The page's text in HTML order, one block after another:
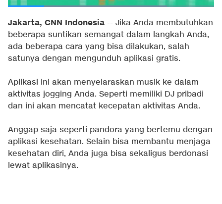
Jakarta, CNN Indonesia -- Jika Anda membutuhkan
beberapa suntikan semangat dalam langkah Anda,
ada beberapa cara yang bisa dilakukan, salah
satunya dengan mengunduh aplikasi gratis.
Aplikasi ini akan menyelaraskan musik ke dalam
aktivitas jogging Anda. Seperti memiliki DJ pribadi
dan ini akan mencatat kecepatan aktivitas Anda.
Anggap saja seperti pandora yang bertemu dengan
aplikasi kesehatan. Selain bisa membantu menjaga
kesehatan diri, Anda juga bisa sekaligus berdonasi
lewat aplikasinya.